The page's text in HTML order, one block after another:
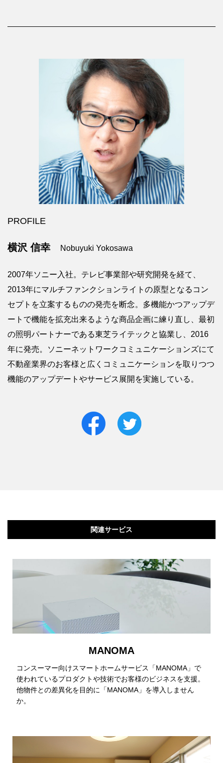
PROFILE
横沢 信幸 Nobuyuki Yokosawa
2007年ソニー入社。テレビ事業部や研究開発を経て、
2013年にマルチファンクションライトの原型となるコン
セプトを立案するものの発売を断念。多機能かつアップデ
ートで機能を拡充出来るような商品企画に練り直し、最初
の照明パートナーである東芝ライテックと協業し、2016
年に発売。ソニーネットワークコミュニケーションズにて
不動産業界のお客様と広くコミュニケーションを取りつつ
機能のアップデートやサービス展開を実施している。
関連サービス
MANOMA
コンスーマー向けスマートホームサービス「MANOMA」で
使われているプロダクトや技術でお客様のビジネスを支援。
他物件との差異化を目的に「MANOMA」を導入しません
か。